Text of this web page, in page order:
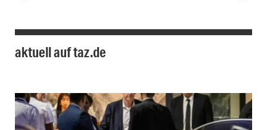
aktuell auf taz.de